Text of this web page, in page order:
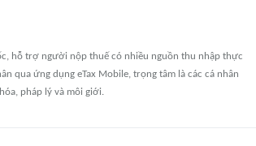
hỗ trợ người nộp thuế có nhiều nguồn thu nhập thực
qua ứng dụng eTax Mobile, trọng tâm là các cá nhân
pháp lý và môi giới.